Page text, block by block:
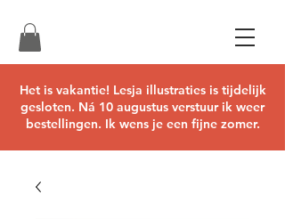
Het is vakantie! Lesja illustraties is tijdelijk
gesloten. Ná 10 augustus verstuur ik weer
bestellingen. Ik wens je een fijne zomer.